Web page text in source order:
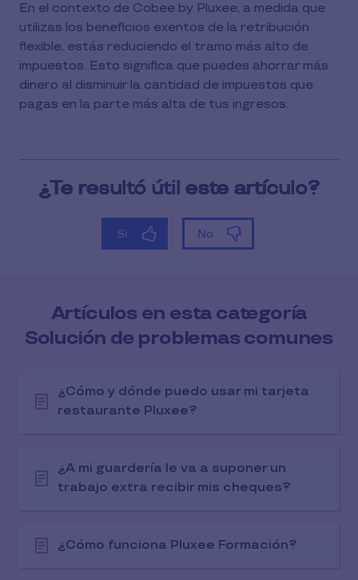
En el contexto de Cobee by Pluxee, a medida que
utilizas los beneficios exentos de la retribución
flexible, estás reduciendo el tramo más alto de
impuestos. Esto significa que puedes ahorrar más
dinero al disminuir la cantidad de impuestos que
pagas en la parte más alta de tus ingresos.
Artículos en esta categoría
Solución de problemas comunes
¿Cómo y dónde puedo usar mi tarjeta
restaurante Pluxee?
¿A mi guardería le va a suponer un
trabajo extra recibir mis cheques?
¿Cómo funciona Pluxee Formación?